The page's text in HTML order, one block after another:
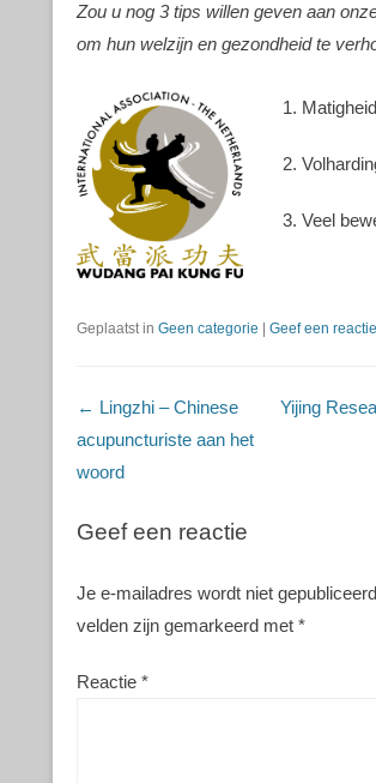
Zou u nog 3 tips willen geven aan
om hun welzijn en gezondheid te
1. Matigheid
2.
3. Veel
Geplaatst in Geen categorie Geef een reactie
Berichtnavigatie
← Lingzhi – Chinese
acupuncturiste aan het
woord
Yijing
Geef een reactie
Je e-mailadres wordt niet
velden zijn gemarkeerd met *
Reactie *